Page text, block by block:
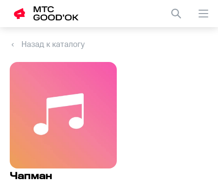
Назад к каталогу
Чапман